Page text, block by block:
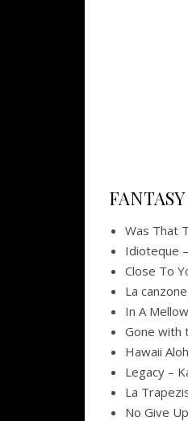
FANTASY
Was That
Idioteque
Close To
La
In A
Gone with
Hawaii
Legacy –
La
No Give